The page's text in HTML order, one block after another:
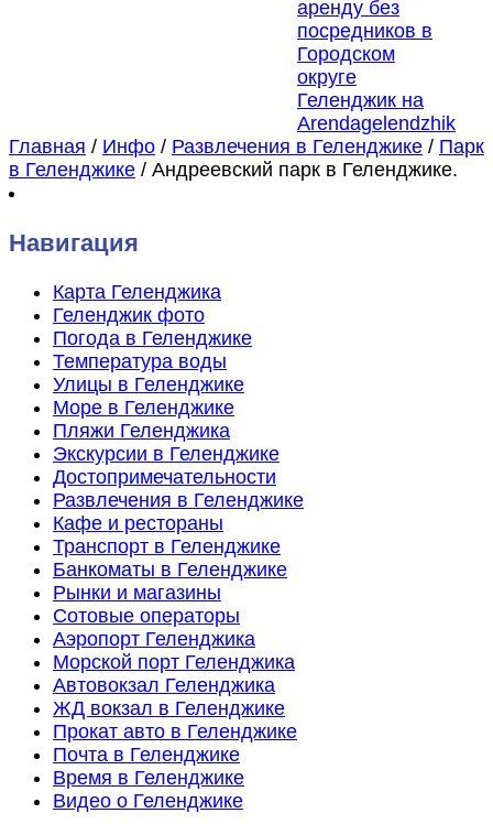
Главная / Инфо / Развлечения в Геленджике / Парк
в Геленджике / Андреевский парк в Геленджике.
Навигация
Карта Геленджика
Геленджик фото
Погода в Геленджике
Температура воды
Улицы в Геленджике
Море в Геленджике
Пляжи Геленджика
Экскурсии в Геленджике
Достопримечательности
Развлечения в Геленджике
Кафе и рестораны
Транспорт в Геленджике
Банкоматы в Геленджике
Рынки и магазины
Сотовые операторы
Аэропорт Геленджика
Морской порт Геленджика
Автовокзал Геленджика
ЖД вокзал в Геленджике
Прокат авто в Геленджике
Почта в Геленджике
Время в Геленджике
Видео о Геленджике